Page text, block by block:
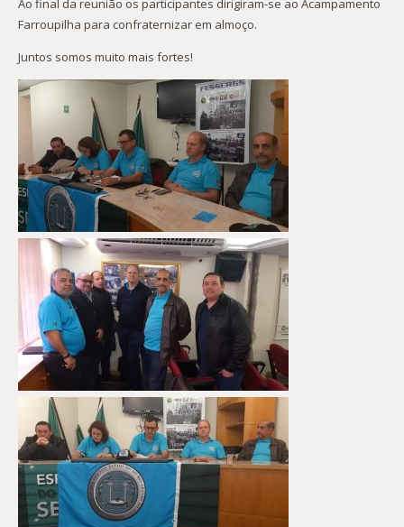
Farroupilha para confraternizar em almoço.
Juntos somos muito mais fortes!